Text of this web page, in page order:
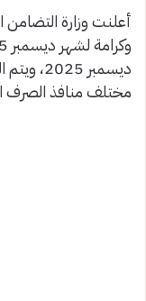
أعلنت وزارة
ديسمبر
مختلف منافذ الصرف